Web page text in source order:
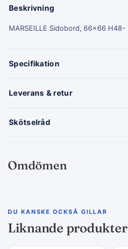
Beskrivning
MARSEILLE Sidobord, 66x66 H48-
Specifikation
Leverans & retur
Skötselråd
Omdömen
DU KANSKE OCKSÅ GILLAR
Liknande produkter